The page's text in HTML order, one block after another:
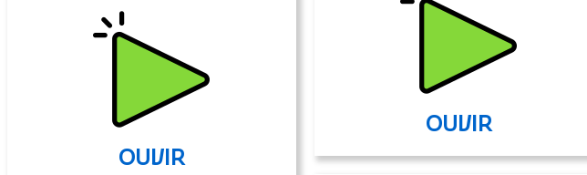
OUVIR
OUVIR